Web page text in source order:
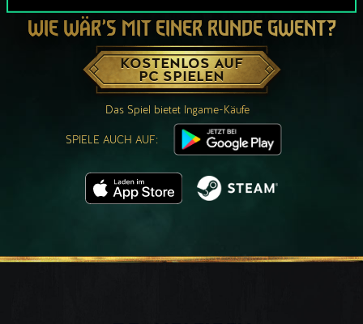
WIE WÄR’S MIT EINER RUNDE GWENT?
KOSTENLOS AUF
PC SPIELEN
Das Spiel bietet Ingame-Käufe
SPIELE AUCH AUF: